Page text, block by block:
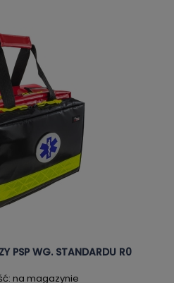
PSP WG. STANDARDU R0
na magazynie